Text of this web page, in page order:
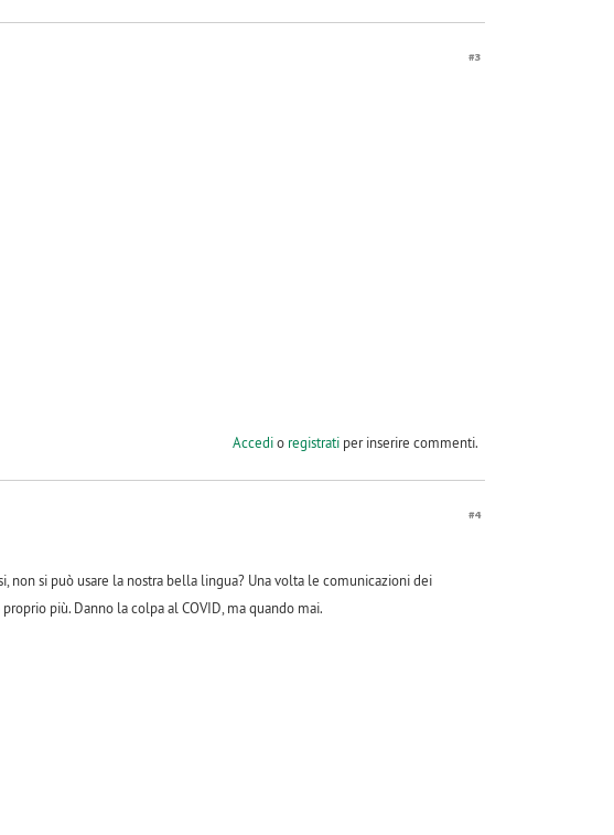
#3
Accedio registratiper inserire commenti.
#4
non si può usare la nostra bella lingua? Una volta le comunicazioni dei
più. Danno la colpa al COVID, ma quando mai.